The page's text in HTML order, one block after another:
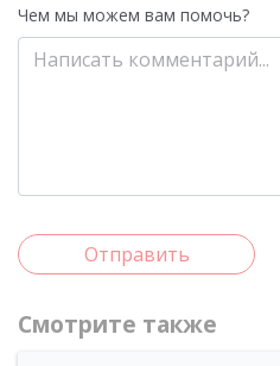
Чем мы можем вам помочь?
Отправить
Смотрите также